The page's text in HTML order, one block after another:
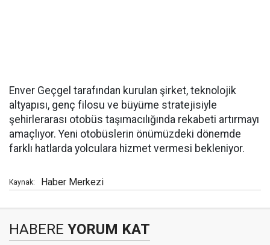
Enver Geçgel tarafından kurulan şirket, teknolojik
altyapısı, genç filosu ve büyüme stratejisiyle
şehirlerarası otobüs taşımacılığında rekabeti artırmayı
amaçlıyor. Yeni otobüslerin önümüzdeki dönemde
farklı hatlarda yolculara hizmet vermesi bekleniyor.
Kaynak: Haber Merkezi
HABERE YORUM KAT